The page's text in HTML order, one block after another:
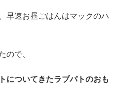
早速お昼ごはんはマックのハ
ので、
についてきたラブパトのおも